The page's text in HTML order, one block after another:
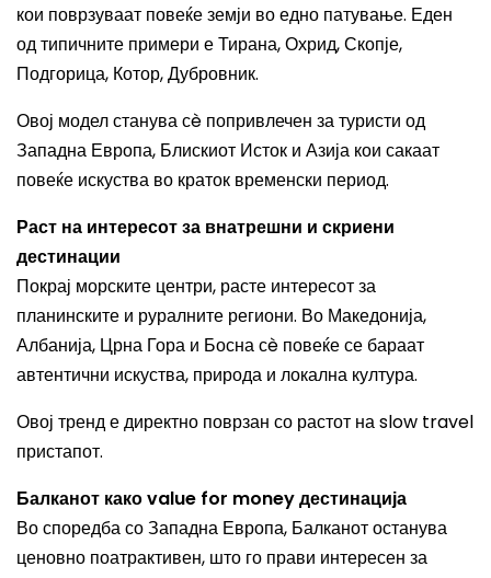
кои поврзуваат повеќе земји во едно патување. Еден
од типичните примери е Тирана, Охрид, Скопје,
Подгорица, Котор, Дубровник.
Овој модел станува сè попривлечен за туристи од
Западна Европа, Блискиот Исток и Азија кои сакаат
повеќе искуства во краток временски период.
Раст на интересот за внатрешни и скриени
дестинации
Покрај морските центри, расте интересот за
планинските и руралните региони. Во Македонија,
Албанија, Црна Гора и Босна сè повеќе се бараат
автентични искуства, природа и локална култура.
Овој тренд е директно поврзан со растот на slow travel
пристапот.
Балканот како value for money дестинација
Во споредба со Западна Европа, Балканот останува
ценовно поатрактивен, што го прави интересен за